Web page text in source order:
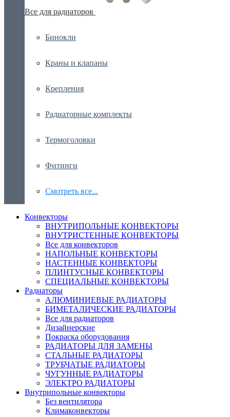
Все для радиаторов
Бинокли
Краны и клапаны
Крепления
Радиаторные комплекты
Термоголовки
Фитинги
Смотреть все...
Конвекторы
ВНУТРИПОЛЬНЫЕ КОНВЕКТОРЫ
ВНУТРИСТЕННЫЕ КОНВЕКТОРЫ
Все для конвекторов
НАПОЛЬНЫЕ КОНВЕКТОРЫ
НАСТЕННЫЕ КОНВЕКТОРЫ
ПЛИНТУСНЫЕ КОНВЕКТОРЫ
СПЕЦИАЛЬНЫЕ КОНВЕКТОРЫ
Радиаторы
АЛЮМИНИЕВЫЕ РАДИАТОРЫ
БИМЕТАЛИЧЕСКИЕ РАДИАТОРЫ
Все для радиаторов
Дизайнерские
Покраска оборудования
РАДИАТОРЫ ДЛЯ ЗАМЕНЫ
СТАЛЬНЫЕ РАДИАТОРЫ
ТРУБЧАТЫЕ РАДИАТОРЫ
ЧУГУННЫЕ РАДИАТОРЫ
ЭЛЕКТРО РАДИАТОРЫ
Внутрипольные конвекторы
Без вентилятора
Климаконвекторы